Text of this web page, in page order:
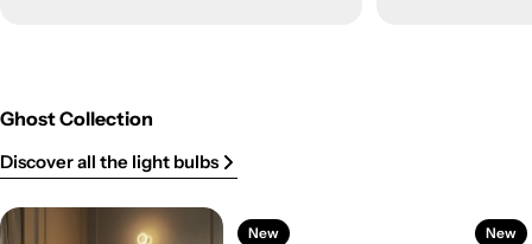
Ghost Collection
Discover all the light bulbs
New New